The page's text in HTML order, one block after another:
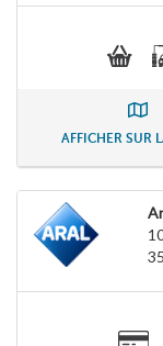
AFFICHER SUR